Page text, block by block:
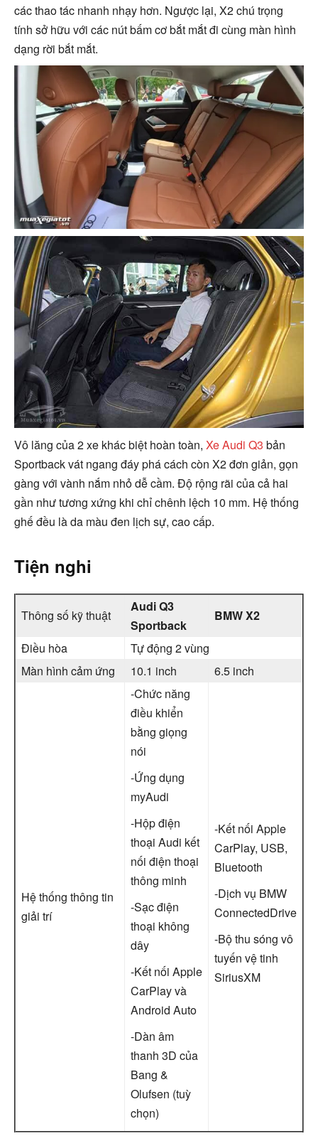
các thao tác nhanh nhạy hơn. Ngược lại, X2 chú trọng
tính sở hữu với các nút bấm cơ bắt mắt đi cùng màn hình
dạng rời bắt mắt.
Vô lăng của 2 xe khác biệt hoàn toàn, Xe Audi Q3 bản
Sportback vát ngang đáy phá cách còn X2 đơn giản, gọn
gàng với vành nắm nhỏ dễ cầm. Độ rộng rãi của cả hai
gần như tương xứng khi chỉ chênh lệch 10 mm. Hệ thống
ghế đều là da màu đen lịch sự, cao cấp.
Tiện nghi
Thông số kỹ thuật
Audi Q3
Sportback
BMW X2
Điều hòa
Tự động 2 vùng
Màn hình cảm ứng
10.1 inch 6.5 inch
Hệ thống thông tin
giải trí
-Chức năng
điều khiển
bằng giọng
nói
-Ứng dụng
myAudi
-Hộp điện
thoại Audi kết
nối điện thoại
thông minh
-Sạc điện
thoại không
dây
-Kết nối Apple
CarPlay và
Android Auto
-Dàn âm
thanh 3D của
Bang &
Olufsen (tuỳ
chọn)
-Kết nối Apple
CarPlay, USB,
Bluetooth
-Dịch vụ BMW
ConnectedDrive
-Bộ thu sóng vô
tuyến vệ tinh
SiriusXM